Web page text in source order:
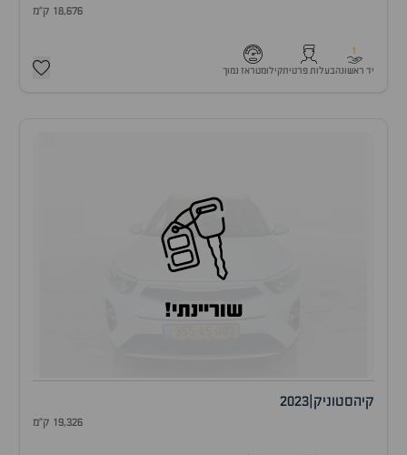
18,676 ק"מ
1
יד ראשונהבעלות פרטיתקילומטראז נמוך
שוריינתי!
קיהסטוניק 2023
19,326 ק"מ